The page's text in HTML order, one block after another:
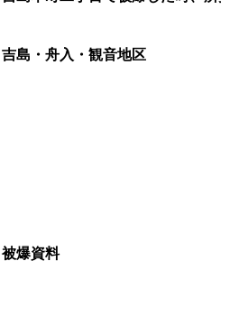
吉島・舟入・観音地区
被爆資料